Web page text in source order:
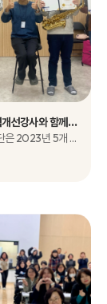
발달장애 인식개선강사와 함께하는 2023년 '하트해피스쿨' 교육 현장 살펴보기
하트-하트재단은 2023년 5개 협력 기관과 함께<발달장애 인식개선강사와 함께하는 장..